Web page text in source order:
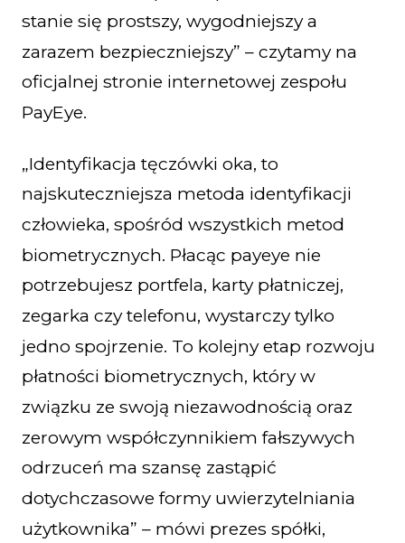
stanie się prostszy, wygodniejszy a
zarazem bezpieczniejszy” – czytamy na
oficjalnej stronie internetowej zespołu
PayEye.
„Identyfikacja tęczówki oka, to
najskuteczniejsza metoda identyfikacji
człowieka, spośród wszystkich metod
biometrycznych. Płacąc payeye nie
potrzebujesz portfela, karty płatniczej,
zegarka czy telefonu, wystarczy tylko
jedno spojrzenie. To kolejny etap rozwoju
płatności biometrycznych, który w
związku ze swoją niezawodnością oraz
zerowym współczynnikiem fałszywych
odrzuceń ma szansę zastąpić
dotychczasowe formy uwierzytelniania
użytkownika” – mówi prezes spółki,